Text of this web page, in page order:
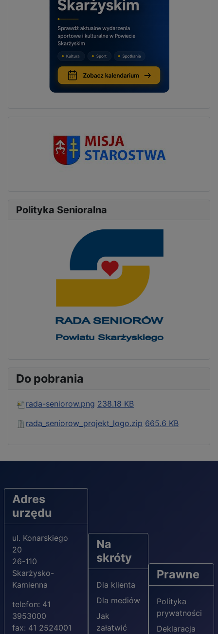
Polityka Senioralna
Do pobrania
rada-seniorow.png 238.18 KB
rada_seniorow_projekt_logo.zip 665.6 KB
Adres
urzędu
ul. Konarskiego
20
26-110
Skarżysko-
Kamienna
telefon: 41
3953000
fax: 41 2524001
Na
skróty
Dla klienta
Dla mediów
Jak
załatwić
Prawne
Polityka
prywatności
Deklaracja